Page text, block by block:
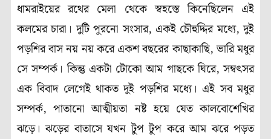
ধামরাইয়ের রথের মেলা থেকে স্বহস্তে কিনেছিলেন এই
কলমের চারা। দুটি পুরনো সংসার, একই চৌহুদ্দির মধ্যে, দুই
পড়শির বাস নয় নয় করে একশ বছরের কাছাকাছি, ভারি মধুর
সে সম্পর্ক। কিন্তু একটা টোকো আম গাছকে ঘিরে, সম্বৎসর
এক বিবাদ লেগেই থাকত দুই পড়শির মধ্যে। এই সব মধুর
সম্পর্ক, পাতানো আত্মীয়তা নষ্ট হয়ে যেত কালবোশেখির
ঝড়ে। ঝড়ের বাতাসে যখন টুপ টুপ করে আম ঝরে পড়ত